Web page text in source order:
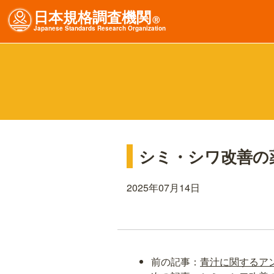
日本規格調査機関Ⓡ
JapaneseStandardsResearchOrganization
シミ・シワ改善
2025年07月14日
前の記事： 青汁に関するア